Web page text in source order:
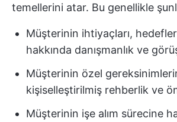
temellerini atar. Bu genellikle
Müşterinin ihtiyaçları,
hakkında danışmanlık ve
Müşterinin özel
kişiselleştirilmiş rehberlik ve
Müşterinin işe alım sürecine